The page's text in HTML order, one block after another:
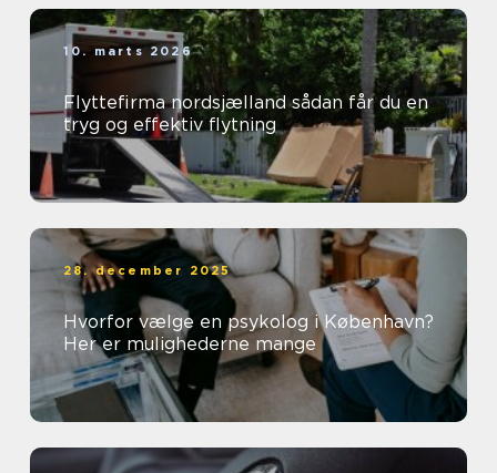
10. marts 2026
Flyttefirma nordsjælland sådan får du en
tryg og effektiv flytning
28. december 2025
Hvorfor vælge en psykolog i København?
Her er mulighederne mange